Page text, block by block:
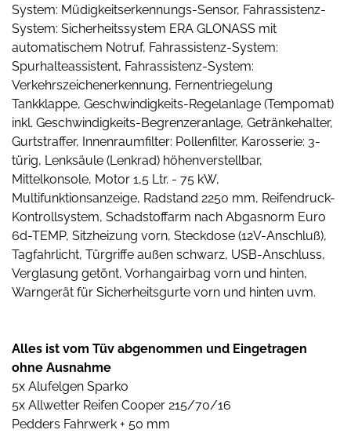
System: Müdigkeitserkennungs-Sensor, Fahrassistenz-
System: Sicherheitssystem ERA GLONASS mit
automatischem Notruf, Fahrassistenz-System:
Spurhalteassistent, Fahrassistenz-System:
Verkehrszeichenerkennung, Fernentriegelung
Tankklappe, Geschwindigkeits-Regelanlage (Tempomat)
inkl. Geschwindigkeits-Begrenzeranlage, Getränkehalter,
Gurtstraffer, Innenraumfilter: Pollenfilter, Karosserie: 3-
türig, Lenksäule (Lenkrad) höhenverstellbar,
Mittelkonsole, Motor 1,5 Ltr. - 75 kW,
Multifunktionsanzeige, Radstand 2250 mm, Reifendruck-
Kontrollsystem, Schadstoffarm nach Abgasnorm Euro
6d-TEMP, Sitzheizung vorn, Steckdose (12V-Anschluß),
Tagfahrlicht, Türgriffe außen schwarz, USB-Anschluss,
Verglasung getönt, Vorhangairbag vorn und hinten,
Warngerät für Sicherheitsgurte vorn und hinten uvm.
Alles ist vom Tüv abgenommen und Eingetragen
ohne Ausnahme
5x Alufelgen Sparko
5x Allwetter Reifen Cooper 215/70/16
Pedders Fahrwerk + 50 mm